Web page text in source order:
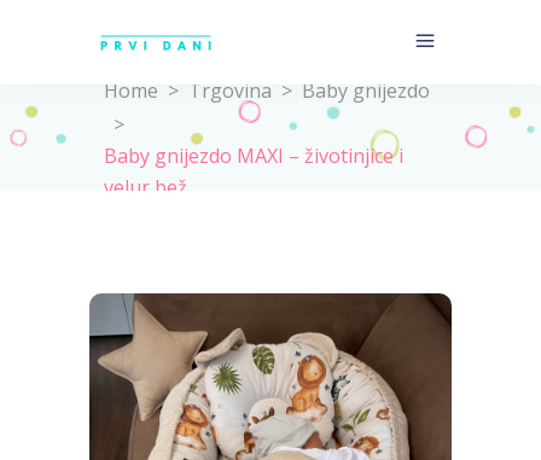
Home > Trgovina > Baby gnijezdo
>
Baby gnijezdo MAXI – životinjice i
velur bež